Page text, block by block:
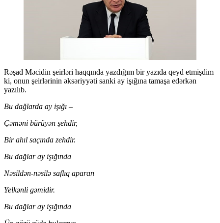
Rəşad Məcidin şeirləri haqqında yazdığım bir yazıda qeyd etmişdim
ki, onun şeirlərinin əksəriyyəti sanki ay işığına tamaşa edərkən
yazılıb.
Bu dağlarda ay işığı –
Çəməni bürüyən şehdir,
Bir ahıl saçında zehdir.
Bu dağlar ay işığında
Nəsildən-nəsilə saflıq aparan
Yelkənli gəmidir.
Bu dağlar ay işığında